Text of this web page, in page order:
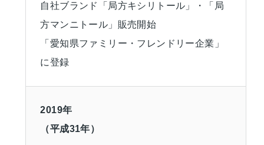
自社ブランド「局方キシリトール」・「局
方マンニトール」販売開始
「愛知県ファミリー・フレンドリー企業」
に登録
2019年
（平成31年）